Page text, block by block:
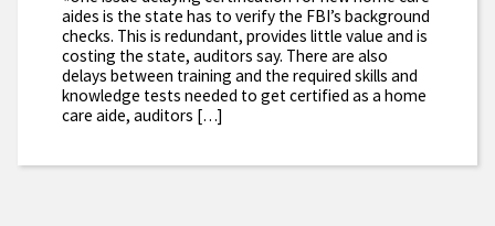
aides is the state has to verify the FBI’s background
checks. This is redundant, provides little value and is
costing the state, auditors say. There are also
delays between training and the required skills and
knowledge tests needed to get certified as a home
care aide, auditors […]